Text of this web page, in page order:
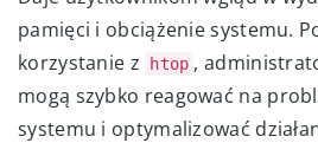
pamięci i obciążenie systemu.
korzystanie z
htop ,
mogą szybko reagować na
systemu i optymalizować